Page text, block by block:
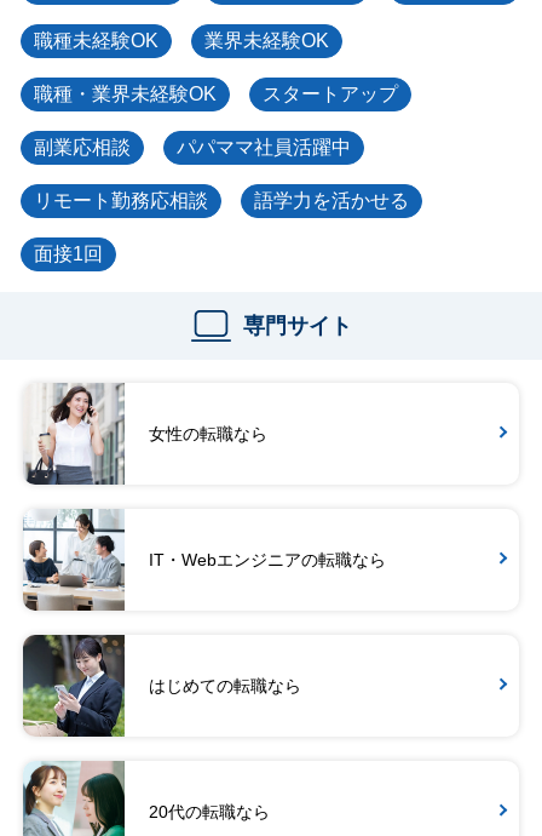
職種未経験OK 業界未経験OK
職種・業界未経験OK スタートアップ
副業応相談 パパママ社員活躍中
リモート勤務応相談 語学力を活かせる
面接1回
専門サイト
女性の転職なら
IT・Webエンジニアの転職なら
はじめての転職なら
20代の転職なら